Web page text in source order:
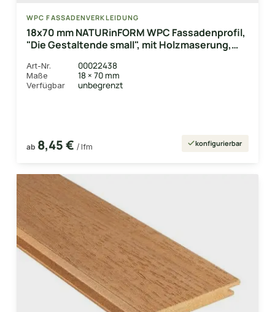
WPC FASSADENVERKLEIDUNG
18x70 mm NATURinFORM WPC Fassadenprofil,
"Die Gestaltende small", mit Holzmaserung,
66mm
Art-Nr. 00022438
Maße 18 × 70 mm
Verfügbar unbegrenzt
ab 8,45 € / lfm konfigurierbar